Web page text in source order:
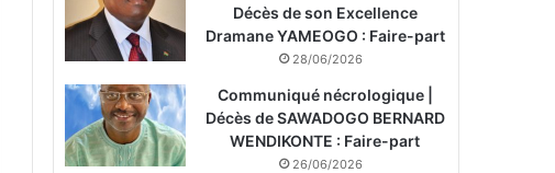
Décès de son Excellence
Dramane YAMEOGO : Faire-part
28/06/2026
Communiqué nécrologique |
Décès de SAWADOGO BERNARD
WENDIKONTE : Faire-part
26/06/2026